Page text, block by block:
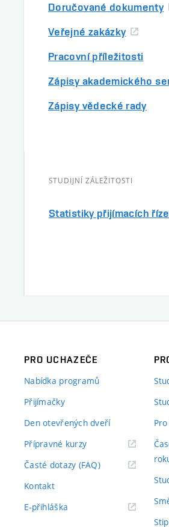
Doručované dokumenty
Veřejné zakázky
Pracovní příležitosti
Zápisy akademického
Zápisy vědecké rady
STUDIJNÍ ZÁLEŽITOSTI
Statistiky přijímacích
PRO UCHAZEČE
Nabídka programů
Přijímačky
Den otevřených dveří
Přípravné kurzy
Časté dotazy (FAQ)
Kontakt
E-přihláška